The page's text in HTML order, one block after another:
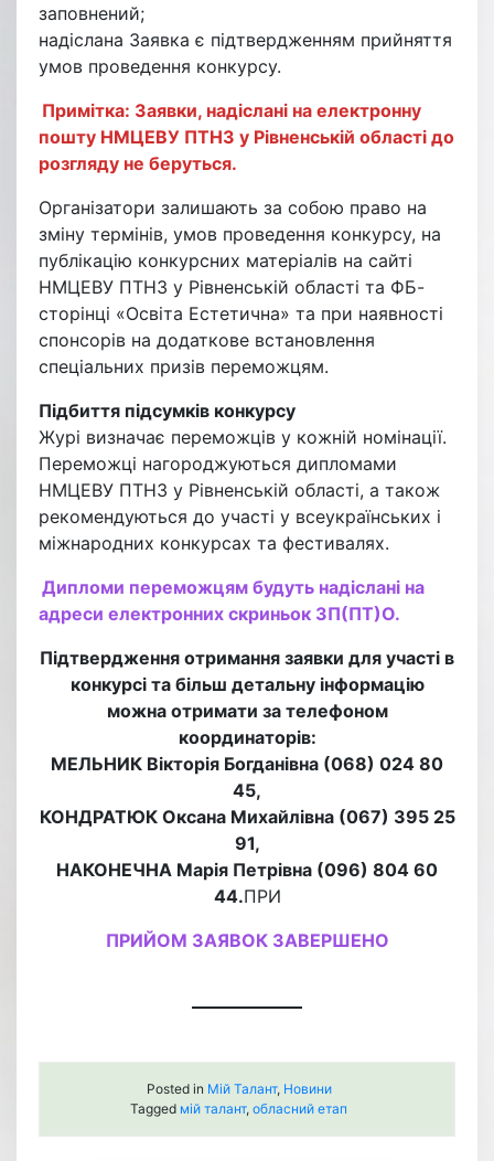
заповнений;
надіслана Заявка є підтвердженням прийняття
умов проведення конкурсу.
Примітка: Заявки, надіслані на електронну
пошту НМЦЕВУ ПТНЗ у Рівненській області до
розгляду не беруться.
Організатори залишають за собою право на
зміну термінів, умов проведення конкурсу, на
публікацію конкурсних матеріалів на сайті
НМЦЕВУ ПТНЗ у Рівненській області та ФБ-
сторінці «Освіта Естетична» та при наявності
спонсорів на додаткове встановлення
спеціальних призів переможцям.
Підбиття підсумків конкурсу
Журі визначає переможців у кожній номінації.
Переможці нагороджуються дипломами
НМЦЕВУ ПТНЗ у Рівненській області, а також
рекомендуються до участі у всеукраїнських і
міжнародних конкурсах та фестивалях.
Дипломи переможцям будуть надіслані на
адреси електронних скриньок ЗП(ПТ)О.
Підтвердження отримання заявки для участі в
конкурсі та більш детальну інформацію
можна отримати за телефоном
координаторів:
МЕЛЬНИК Вікторія Богданівна (068) 024 80
45,
КОНДРАТЮК Оксана Михайлівна (067) 395 25
91,
НАКОНЕЧНА Марія Петрівна (096) 804 60
44.ПРИ
ПРИЙОМ ЗАЯВОК ЗАВЕРШЕНО
Posted in Мій Талант, Новини
Tagged мій талант, обласний етап